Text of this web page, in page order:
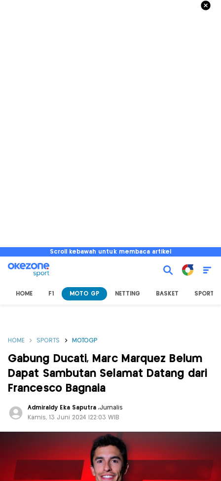
Scroll kebawah untuk membaca artikel
HOME F1 MOTO GP NETTING BASKET SPORT
HOME SPORTS MOTOGP
Gabung Ducati, Marc Marquez Belum
Dapat Sambutan Selamat Datang dari
Francesco Bagnaia
Admiraldy Eka Saputra,Jurnalis
Kamis, 13 Juni 2024 |22:03 WIB